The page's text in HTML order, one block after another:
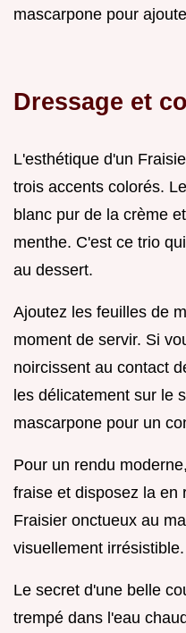
mascarpone pour
Dressage et
L'esthétique d'un
trois accents colorés.
blanc pur de la crème
menthe. C'est ce trio
au dessert.
Ajoutez les feuilles de
moment de servir. Si
noircissent au contact
les délicatement sur le
mascarpone pour un
Pour un rendu
fraise et disposez la en
Fraisier onctueux au
visuellement irrésistible.
Le secret d'une belle
trempé dans l'eau